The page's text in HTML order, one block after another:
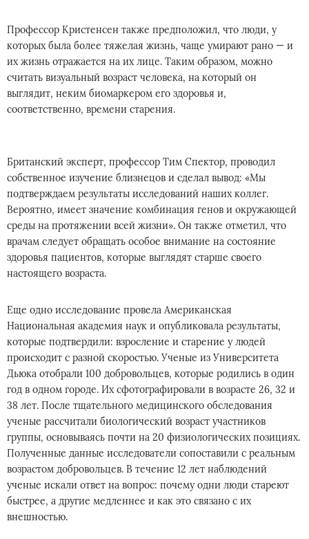
Профессор Кристенсен также предположил, что люди, у
которых была более тяжелая жизнь, чаще умирают рано — и
их жизнь отражается на их лице. Таким образом, можно
считать визуальный возраст человека, на который он
выглядит, неким биомаркером его здоровья и,
соответственно, времени старения.
Британский эксперт, профессор Тим Спектор, проводил
собственное изучение близнецов и сделал вывод: «Мы
подтверждаем результаты исследований наших коллег.
Вероятно, имеет значение комбинация генов и окружающей
среды на протяжении всей жизни». Он также отметил, что
врачам следует обращать особое внимание на состояние
здоровья пациентов, которые выглядят старше своего
настоящего возраста.
Еще одно исследование провела Американская
Национальная академия наук и опубликовала результаты,
которые подтвердили: взросление и старение у людей
происходит с разной скоростью. Ученые из Университета
Дьюка отобрали 100 добровольцев, которые родились в один
год в одном городе. Их сфотографировали в возрасте 26, 32 и
38 лет. После тщательного медицинского обследования
ученые рассчитали биологический возраст участников
группы, основываясь почти на 20 физиологических позициях.
Полученные данные исследователи сопоставили с реальным
возрастом добровольцев. В течение 12 лет наблюдений
ученые искали ответ на вопрос: почему одни люди стареют
быстрее, а другие медленнее и как это связано с их
внешностью.